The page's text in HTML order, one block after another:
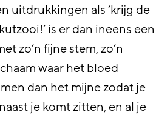
uitdrukkingen als ‘krijg de
is er dan ineens een
zo’n fijne stem, zo’n
waar het bloed
dan het mijne zodat je
je komt zitten, en al je